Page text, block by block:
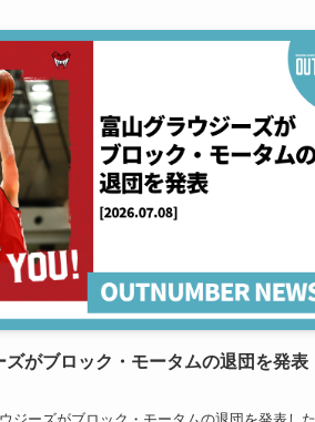
がブロック・モータムの退団を発表